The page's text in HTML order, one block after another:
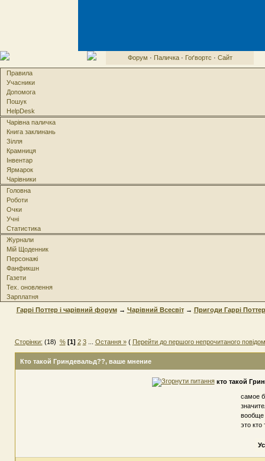
Форум · Паличка· Гоґвортс · Сайт
Правила
Учасники
Допомога
Пошук
HelpDesk
Чарівна паличка
Книга заклинань
Зілля
Крамниця
Інвентар
Ярмарок
Чарівники
Головна
Роботи
Очки
Учні
Статистика
Журнали
Мій Щоденник
Персонажі
Фанфикшн
Газети
Тех. оновлення
Зарплатня
Гаррі Поттер і чарівний форум→ Чарівний Всесвіт→ Пригоди Гаррі
Сторінки: (18) % [1] 2 3... Остання »( Перейти до першого непрочитаного
Кто такой Гриндевальд??, ваше мнение
кто такой
самое
вообще
это кто